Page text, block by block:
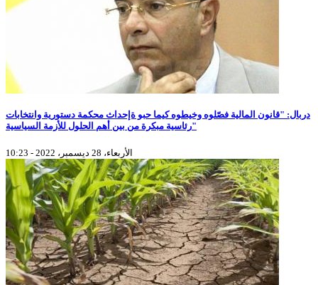
دربال: "قانون المالية فصّلوه وخيطوه كيما حبو ةإحداث محكمة دستورية وانتخابات
رئاسية مبكرة من بين أهم الحلول للأزمة السياسية"
الأربعاء، 28 ديسمبر، 2022 - 10:23